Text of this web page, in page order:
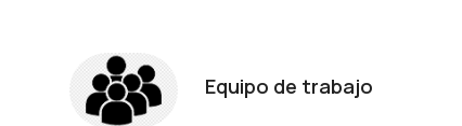
Equipo de trabajo